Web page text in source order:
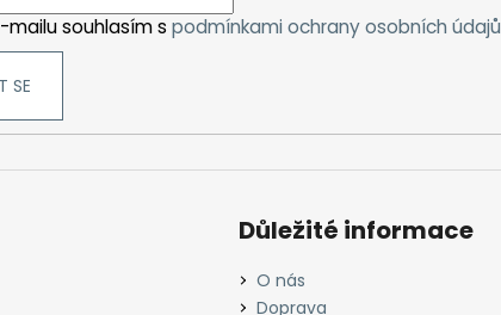
mailu souhlasím s podmínkami ochrany osobních údajů
SE
Důležité informace
O nás
Doprava